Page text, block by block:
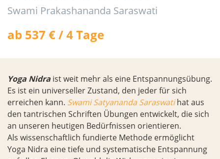
Swami Prakashananda Saraswati
ab 537 € / 4 Tage
Yoga Nidra ist weit mehr als eine Entspannungsübung.
Es ist ein universeller Zustand, den jeder für sich
erreichen kann. Swami Satyananda Saraswatihat aus
den tantrischen Schriften Übungen entwickelt, die sich
an unseren heutigen Bedürfnissen orientieren.
Als wissenschaftlich fundierte Methode ermöglicht
Yoga Nidra eine tiefe und systematische Entspannung